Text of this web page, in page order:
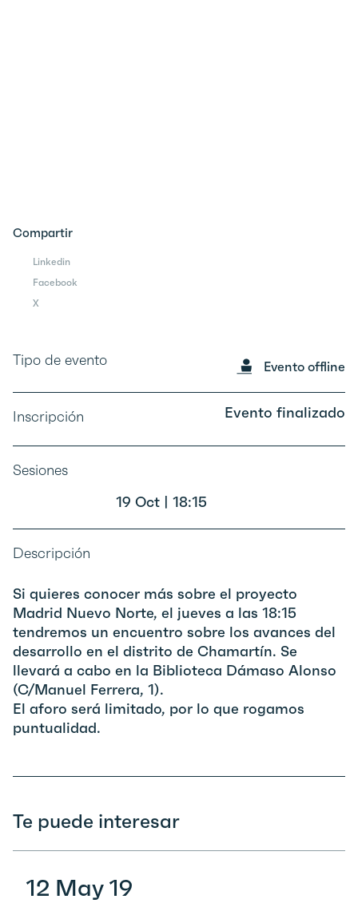
Compartir
Linkedin
Facebook
X
Tipo de evento Evento offline
Inscripción Evento finalizado
Sesiones
19 Oct | 18:15
Descripción
Si quieres conocer más sobre el proyecto
Madrid Nuevo Norte, el jueves a las 18:15
tendremos un encuentro sobre los avances del
desarrollo en el distrito de Chamartín. Se
llevará a cabo en la Biblioteca Dámaso Alonso
(C/Manuel Ferrera, 1).
El aforo será limitado, por lo que rogamos
puntualidad.
Te puede interesar
12 May 19